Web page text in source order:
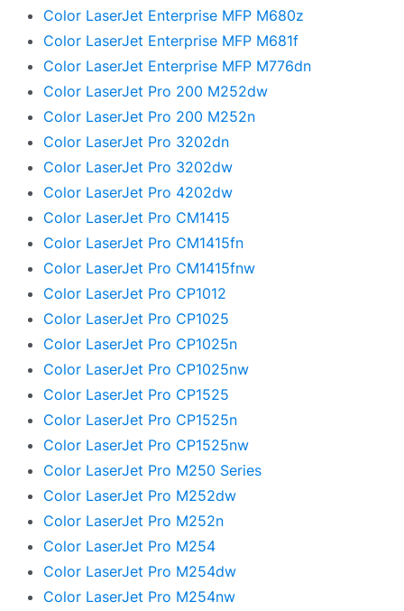
Color LaserJet Enterprise MFP M680z
Color LaserJet Enterprise MFP M681f
Color LaserJet Enterprise MFP M776dn
Color LaserJet Pro 200 M252dw
Color LaserJet Pro 200 M252n
Color LaserJet Pro 3202dn
Color LaserJet Pro 3202dw
Color LaserJet Pro 4202dw
Color LaserJet Pro CM1415
Color LaserJet Pro CM1415fn
Color LaserJet Pro CM1415fnw
Color LaserJet Pro CP1012
Color LaserJet Pro CP1025
Color LaserJet Pro CP1025n
Color LaserJet Pro CP1025nw
Color LaserJet Pro CP1525
Color LaserJet Pro CP1525n
Color LaserJet Pro CP1525nw
Color LaserJet Pro M250 Series
Color LaserJet Pro M252dw
Color LaserJet Pro M252n
Color LaserJet Pro M254
Color LaserJet Pro M254dw
Color LaserJet Pro M254nw